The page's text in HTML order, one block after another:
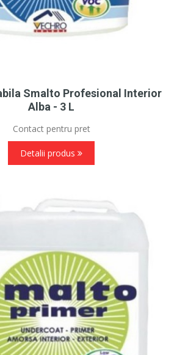
Smalto Profesional Interior
Alba - 3 L
Contact pentru pret
Detalii produs